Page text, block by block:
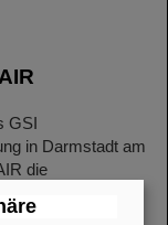
GSI
in Darmstadt am
die
effizienten